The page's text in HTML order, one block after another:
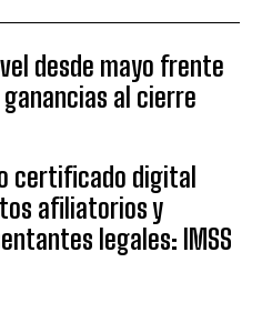
desde mayo frente
al cierre
certificado digital
afiliatorios y
legales: IMSS